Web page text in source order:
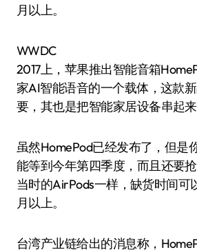
月以上。
WWDC
2017上，苹果推出智能音箱
家AI智能语音的一个载体，这款
要，其也是把智能家居设备串起来
虽然HomePod已经发布了，但是
能等到今年第四季度，而且还要
当时的AirPods一样，缺货时间可
月以上。
台湾产业链给出的消息称，